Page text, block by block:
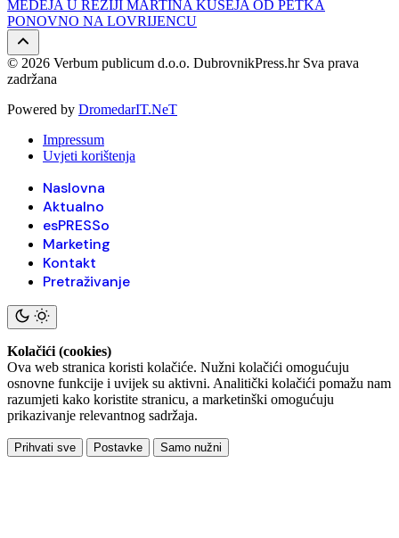
MEDEJA U REŽIJI MARTINA KUŠEJA OD PETKA
PONOVNO NA LOVRIJENCU
© 2026 Verbum publicum d.o.o. DubrovnikPress.hr Sva prava
zadržana
Powered by DromedarIT.NeT
Impressum
Uvjeti korištenja
Naslovna
Aktualno
esPRESSo
Marketing
Kontakt
Pretraživanje
Kolačići (cookies)
Ova web stranica koristi kolačiće. Nužni kolačići omogućuju
osnovne funkcije i uvijek su aktivni. Analitički kolačići pomažu nam
razumjeti kako koristite stranicu, a marketinški omogućuju
prikazivanje relevantnog sadržaja.
Prihvati sve Postavke Samo nužni